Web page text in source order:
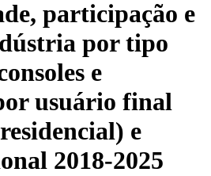
participação e
por tipo
e
usuário final
e
2018-2025